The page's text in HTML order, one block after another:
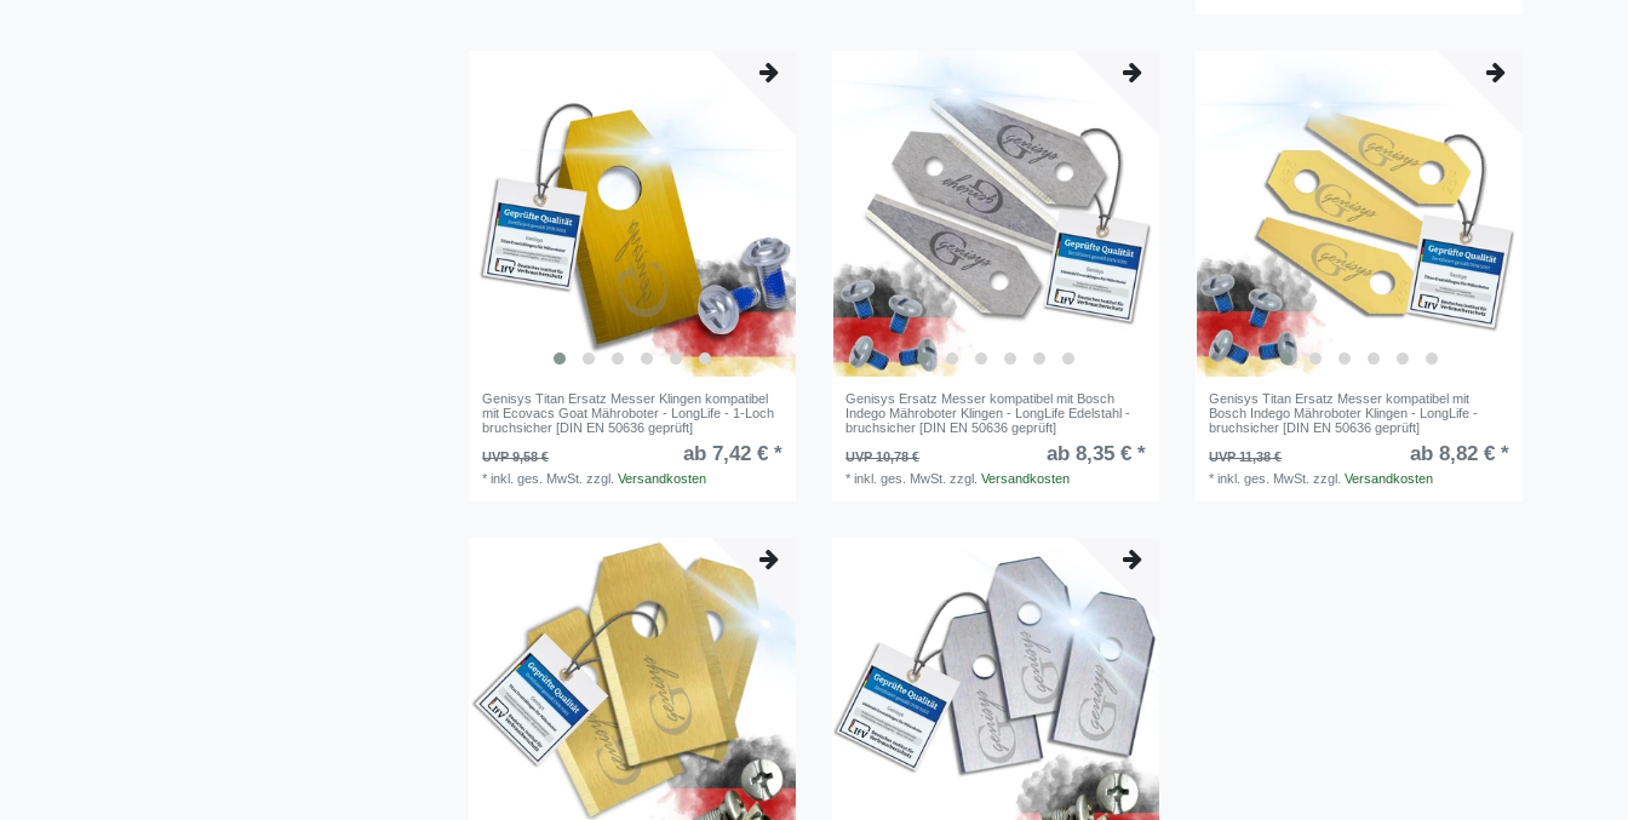
Genisys Titan Ersatz Messer Klingen kompatibel
mit Ecovacs Goat Mähroboter - LongLife - 1-Loch
bruchsicher [DIN EN 50636 geprüft]
UVP 9,58 €
ab 7,42 € *
*inkl. ges. MwSt. zzgl.Versandkosten
Genisys Ersatz Messer kompatibel mit Bosch
Indego Mähroboter Klingen - LongLife Edelstahl -
bruchsicher [DIN EN 50636 geprüft]
UVP 10,78 €
ab 8,35 € *
*inkl. ges. MwSt. zzgl.Versandkosten
Genisys Titan Ersatz Messer kompatibel mit
Bosch Indego Mähroboter Klingen - LongLife -
bruchsicher [DIN EN 50636 geprüft]
UVP 11,38 €
ab 8,82 € *
*inkl. ges. MwSt. zzgl.Versandkosten